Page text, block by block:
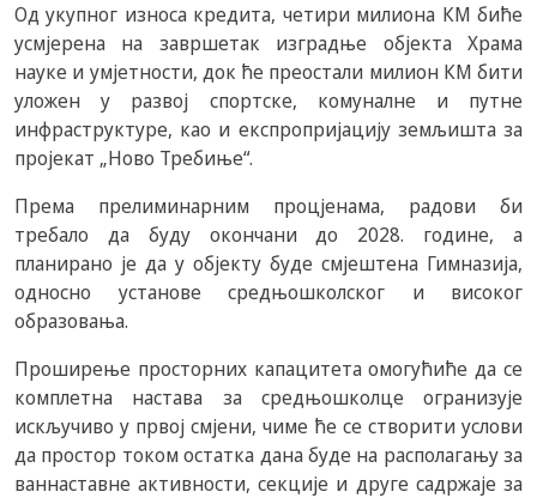
Од укупног износа кредита, четири милиона КМ биће
усмјерена на завршетак изградње објекта Храма
науке и умјетности, док ће преостали милион КМ бити
уложен у развој спортске, комуналне и путне
инфраструктуре, као и експропријацију земљишта за
пројекат „Ново Требиње“.
Према прелиминарним процјенама, радови би
требало да буду окончани до 2028. године, а
планирано је да у објекту буде смјештенa Гимназија,
односно установе средњошколског и високог
образовања.
Проширење просторних капацитета омогућиће да се
комплетна настава за средњошколце огранизује
искључиво у првој смјени, чиме ће се створити услови
да простор током остатка дана буде на располагању за
ваннаставне активности, секције и друге садржаје за